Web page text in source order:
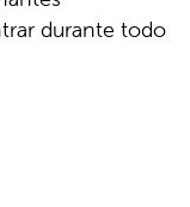
durante todo